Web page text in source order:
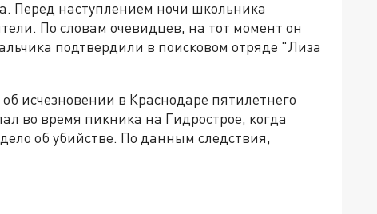
Перед наступлением ночи школьника
По словам очевидцев, на тот момент он
подтвердили в поисковом отряде "Лиза
исчезновении в Краснодаре пятилетнего
во время пикника на Гидрострое, когда
дело об убийстве. По данным следствия,